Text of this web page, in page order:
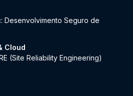
Desenvolvimento Seguro de
Cloud
(Site Reliability Engineering)